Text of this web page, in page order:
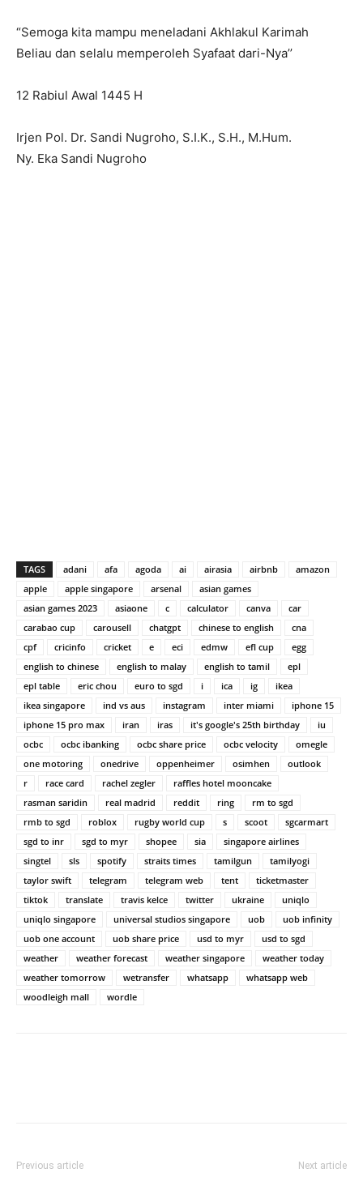
“Semoga kita mampu meneladani Akhlakul Karimah
Beliau dan selalu memperoleh Syafaat dari-Nya’’
12 Rabiul Awal 1445 H
Irjen Pol. Dr. Sandi Nugroho, S.I.K., S.H., M.Hum.
Ny. Eka Sandi Nugroho
TAGS adani afa agoda ai airasia airbnb
amazon
apple
apple singapore arsenal
asian games
asian games 2023
asiaone c calculator canva
car
carabao cup
carousell chatgpt chinese to english
cna
cpf
cricinfo cricket e eci edmw efl cup
egg
english to chinese
english to malay english to tamil
epl
epl table
eric chou euro to sgd i ica ig
ikea
ikea singapore
ind vs aus instagram inter miami
iphone 15
iphone 15 pro max
iran iras it's google's 25th birthday
iu
ocbc
ocbc ibanking ocbc share price ocbc velocity
omegle
one motoring
onedrive oppenheimer osimhen
outlook
r
race card rachel zegler
raffles hotel mooncake
rasman saridin
real madrid reddit ring
rm to sgd
rmb to sgd
roblox rugby world cup s scoot
sgcarmart
sgd to inr
sgd to myr shopee sia
singapore airlines
singtel
sls spotify straits times tamilgun
tamilyogi
taylor swift
telegram telegram web tent
ticketmaster
tiktok
translate travis kelce twitter ukraine
uniqlo
uniqlo singapore
universal studios singapore uob
uob infinity
uob one account
uob share price usd to myr
usd to sgd
weather
weather forecast weather singapore
weather today
weather tomorrow
wetransfer whatsapp
whatsapp web
woodleigh mall
wordle
Previous article Next article